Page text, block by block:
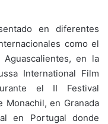
en diferentes
como el
en la
International Film
el II Festival
Monachil, en Granada
en Portugal donde